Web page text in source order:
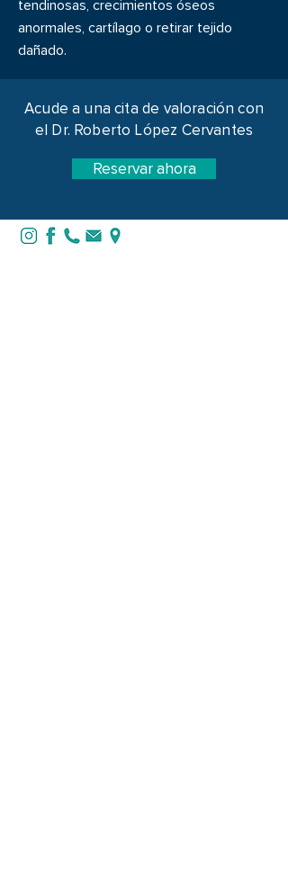
tendinosas, crecimientos óseos
anormales, cartílago o retirar tejido
dañado.
Acude a una cita de valoración con
el Dr. Roberto López Cervantes
Reservar ahora